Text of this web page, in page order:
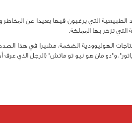
التي يرغبون فيها بعيدا عن
التي تزخر بها المملكة.
الهوليوودية الضخمة، مشيرا في هذا الصدد
و"دو مان هو نيو تو ماتش" (الرجل الذي عرف